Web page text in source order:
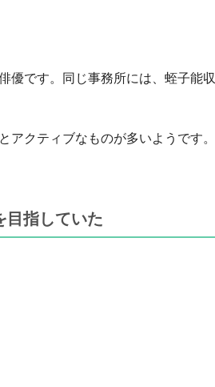
優です。同じ事務所には、蛭子能収
クティブなものが多いようです。
指していた